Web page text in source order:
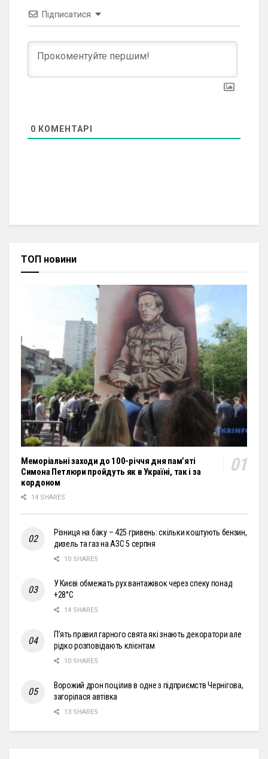
Підписатися
0 КОМЕНТАРІ
ТОП новини
Меморіальні заходи до 100-річчя дня пам’яті
Симона Петлюри пройдуть як в Україні, так і за
кордоном
14 SHARES
Різниця на баку – 425 гривень: скільки коштують бензин,
дизель та газ на АЗС 5 серпня
10 SHARES
У Києві обмежать рух вантажівок через спеку понад
+28°С
14 SHARES
П’ять правил гарного свята які знають декоратори але
рідко розповідають клієнтам
10 SHARES
Ворожий дрон поцілив в одне з підприємств Чернігова,
загорілася автівка
13 SHARES